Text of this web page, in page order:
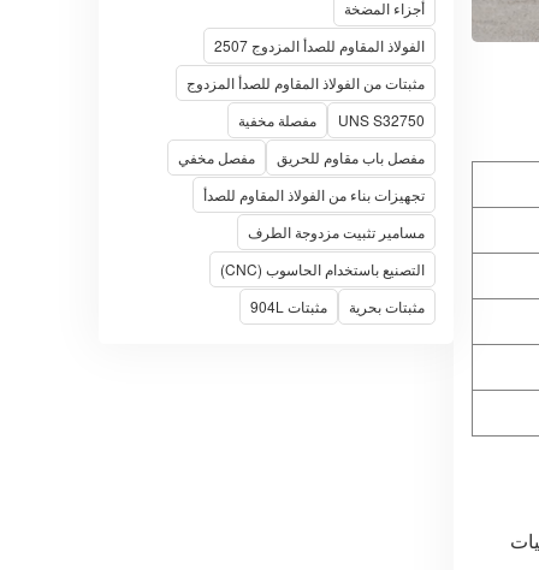
أجزاء المضخة
الفولاذ المقاوم للصدأ المزدوج 2507
مثبتات من الفولاذ المقاوم للصدأ المزدوج
UNS S32750
مفصلة مخفية
مفصل باب مقاوم للحريق
مفصل مخفي
تجهيزات بناء من الفولاذ المقاوم للصدأ
مسامير تثبيت مزدوجة الطرف
التصنيع باستخدام الحاسوب (CNC)
مثبتات بحرية
مثبتات 904L